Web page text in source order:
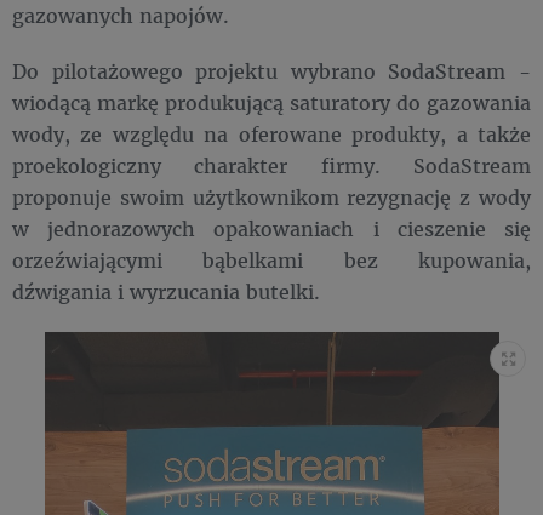
gazowanych napojów.
Do pilotażowego projektu wybrano SodaStream -
wiodącą markę produkującą saturatory do gazowania
wody, ze względu na oferowane produkty, a także
proekologiczny charakter firmy. SodaStream
proponuje swoim użytkownikom rezygnację z wody
w jednorazowych opakowaniach i cieszenie się
orzeźwiającymi bąbelkami bez kupowania,
dźwigania i wyrzucania butelki.